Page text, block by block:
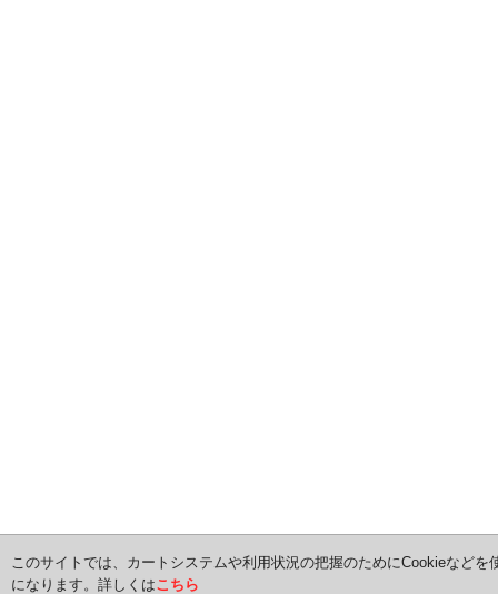
このサイトでは、カートシステムや利用状況の把握のためにCookieなど
になります。詳しくはこちら